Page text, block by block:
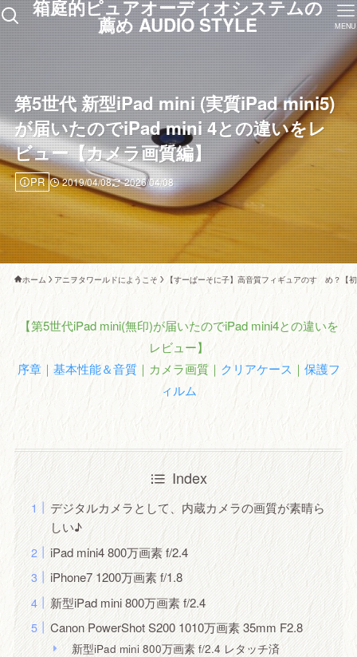
箱庭的ピュアオーディオシステムの
薦め AUDIO STYLE MENU
第5世代 新型iPad mini (実質iPad mini5)
が届いたのでiPad mini 4との違いをレ
ビュー【カメラ画質編】
PR 2019/04/08 2026/04/08
ホーム アニヲタワールドにようこそ 【すーぱーそに子】高音質フィギュアのすゝめ？【
【第5世代iPad mini(無印)が届いたのでiPad mini4との違いを
レビュー】
序章｜ 基本性能＆音質｜カメラ画質｜ クリアケース ｜ 保護フ
ィルム
Index
デジタルカメラとして、内蔵カメラの画質が素晴ら
しい♪
iPad mini4 800万画素 f/2.4
iPhone7 1200万画素 f/1.8
新型iPad mini 800万画素 f/2.4
Canon PowerShot S200 1010万画素 35mm F2.8
新型iPad mini 800万画素 f/2.4 レタッチ済